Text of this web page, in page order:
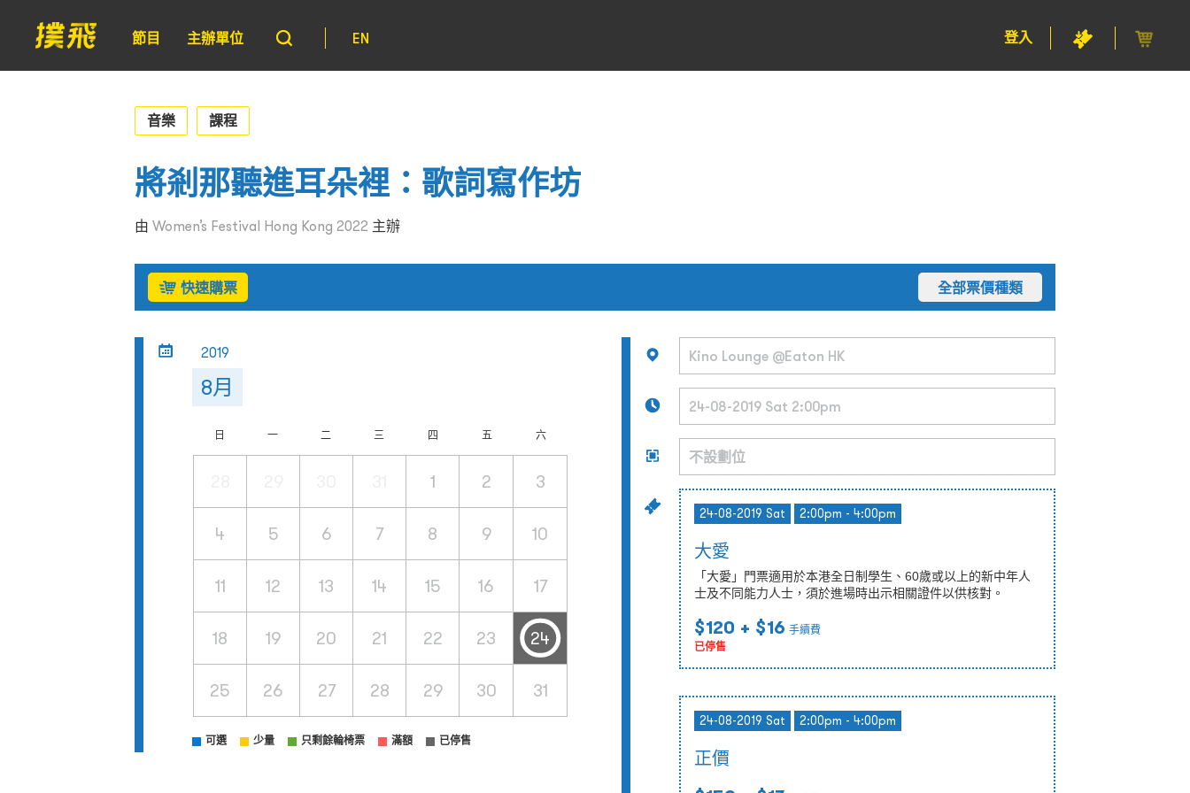
節目 主辦單位 EN 登入
音樂 課程
將剎那聽進耳朵裡：歌詞寫作坊
由 Women’s Festival Hong Kong 2022 主辦
快速購票 全部票價種類
2019
8月
日 一 二 三 四 五 六
1 2 3
4 5 6 7 8 9 10
11 12 13 14 15 16 17
18 19 20 21 22 23 24
25 26 27 28 29 30 31
可選 少量 只剩餘輪椅票 滿額 已停售
24-08-2019 Sat 2:00pm - 4:00pm
大愛
「大愛」門票適用於本港全日制學生、60歲或以上的新中年人
士及不同能力人士，須於進場時出示相關證件以供核對。
$120 + $16 手續費
已停售
24-08-2019 Sat 2:00pm - 4:00pm
正價